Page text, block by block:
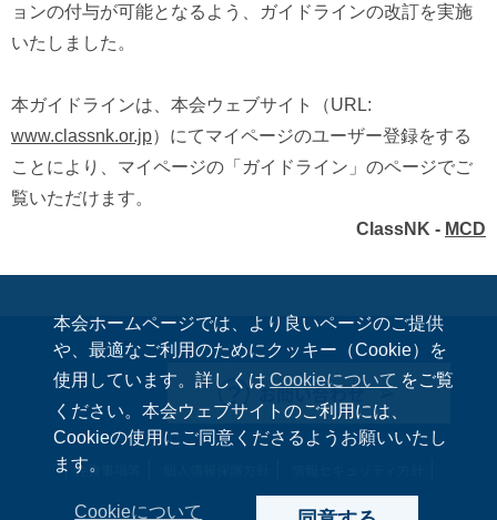
本会ホームページでは、より良いページのご提供
や、最適なご利用のためにクッキー（Cookie）を
使用しています。詳しくは Cookieについて をご覧
ください。本会ウェブサイトのご利用には、
Cookieの使用にご同意くださるようお願いいたし
ます。
Cookieについて
ョンの付与が可能となるよう、ガイドラインの改訂を実施
いたしました。
本ガイドラインは、本会ウェブサイト（URL:
www.classnk.or.jp）にてマイページのユーザー登録をする
ことにより、マイページの「ガイドライン」のページでご
覧いただけます。
ClassNK - MCD
お問い合わせ
免責事項等